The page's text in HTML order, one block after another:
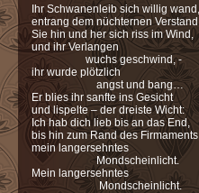
Ihr Schwanenleib sich willig wand,
entrang dem nüchternen Verstand.
Sie hin und her sich riss im Wind,
und ihr Verlangen
wuchs geschwind, -
ihr wurde plötzlich
angst und bang…
Er blies ihr sanfte ins Gesicht
und lispelte – der dreiste Wicht:
Ich hab dich lieb bis an das End,
bis hin zum Rand des Firmaments,
mein langersehntes
Mondscheinlicht.
Mein langersehntes
Mondscheinlicht.